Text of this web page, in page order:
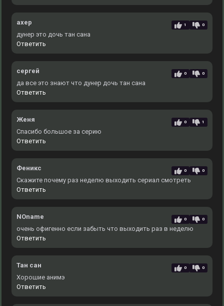
ахер 1 0
дунер это дочь тан сана
Ответить
сергей 0 0
да все это знают что дунер дочь тан сана
Ответить
Женя 0 1
Спасибо большое за серию
Ответить
Феникс 0 0
Скажите почему раз неделю выходить сериал смотреть
Ответить
NOname 0 0
очень офигенно если забыть что выходить раз в неделю
Ответить
Тан сан 0 0
Хорошие анимэ
Ответить